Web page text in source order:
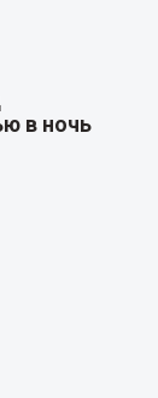
в ночь